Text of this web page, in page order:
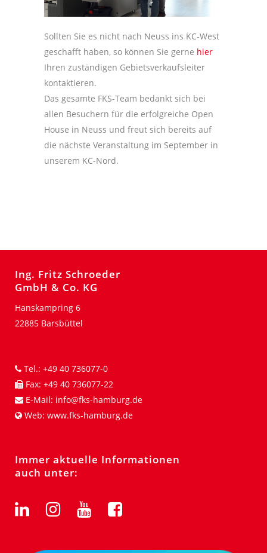
Sollten Sie es nicht nach Neuss ins KC-West
geschafft haben, so können Sie gerne hier
Ihren zuständigen Gebietsverkaufsleiter
kontaktieren.
Das gesamte FKS-Team bedankt sich bei
allen Besuchern für die erfolgreiche Open
House in Neuss und freut sich bereits auf
die nächste Veranstaltung im September in
unserem KC-Nord.
Ing. Fritz Schroeder
GmbH & Co. KG
Hanskampring 6
22885 Barsbüttel
Tel.: +49 40 736077-0
Fax: +49 40 736077-22
E-Mail: info@fks-hamburg.de
Web: www.fks-hamburg.de
Immer aktuelle Informationen
auch unter: